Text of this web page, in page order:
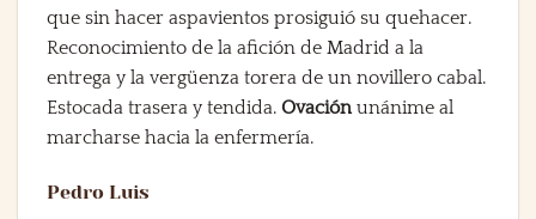
que sin hacer aspavientos prosiguió su quehacer.
Reconocimiento de la afición de Madrid a la
entrega y la vergüenza torera de un novillero cabal.
Estocada trasera y tendida. Ovaciónunánime al
marcharse hacia la enfermería.
Pedro Luis